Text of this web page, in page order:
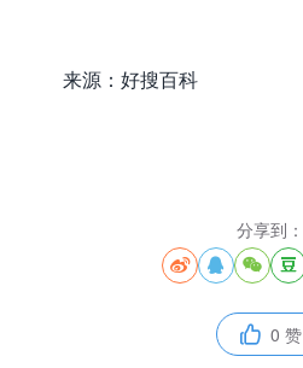
来源：好搜百科
分享到：
   
 0 赞